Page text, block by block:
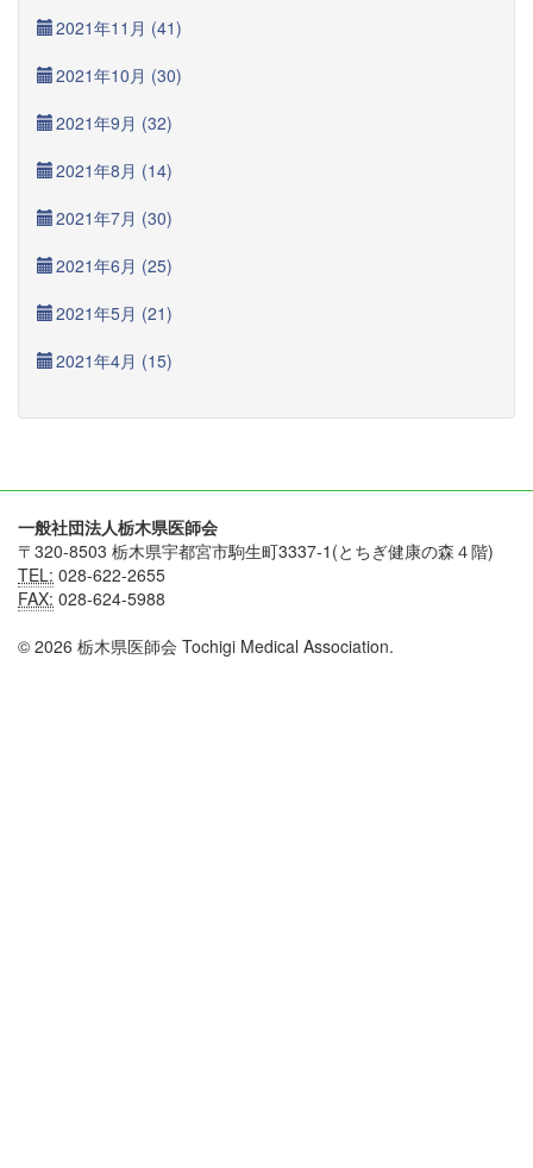
2021年11月 (41)
2021年10月 (30)
2021年9月 (32)
2021年8月 (14)
2021年7月 (30)
2021年6月 (25)
2021年5月 (21)
2021年4月 (15)
一般社団法人栃木県医師会
〒320-8503 栃木県宇都宮市駒生町3337-1(とちぎ健康の森４階)
TEL: 028-622-2655
FAX: 028-624-5988
© 2026 栃木県医師会 Tochigi Medical Association.